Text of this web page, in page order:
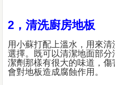
2，清洗廚房地板
用小蘇打配上溫水，用來
選擇。既可以清潔地面部
潔劑那樣有很大的味道，
會對地板造成腐蝕作用。